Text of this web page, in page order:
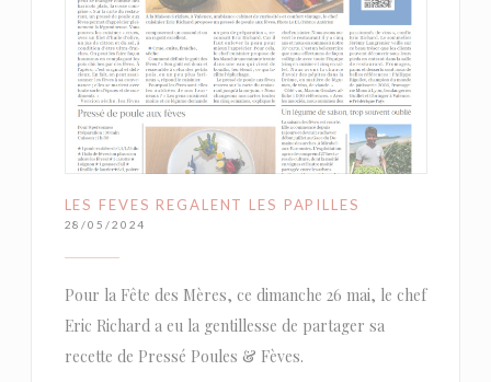
LES FEVES REGALENT LES PAPILLES
28/05/2024
Pour la Fête des Mères, ce dimanche 26 mai, le chef
Eric Richard a eu la gentillesse de partager sa
recette de Pressé Poules & Fèves.